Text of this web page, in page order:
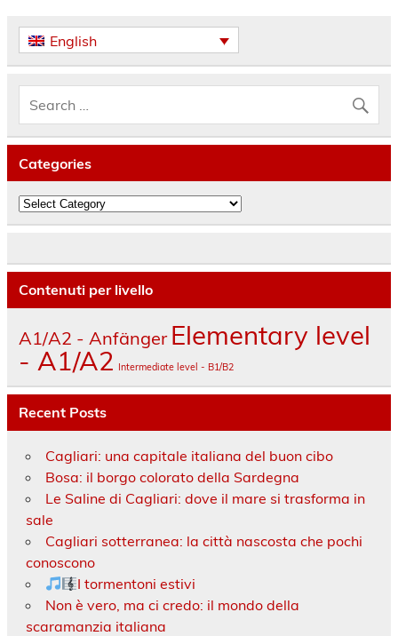
English
Categories
Categories
Contenuti per livello
A1/A2 - Anfänger Elementary level
- A1/A2 Intermediate level - B1/B2
Recent Posts
Cagliari: una capitale italiana del buon cibo
Bosa: il borgo colorato della Sardegna
Le Saline di Cagliari: dove il mare si trasforma in
sale
Cagliari sotterranea: la città nascosta che pochi
conoscono
I tormentoni estivi
Non è vero, ma ci credo: il mondo della
scaramanzia italiana